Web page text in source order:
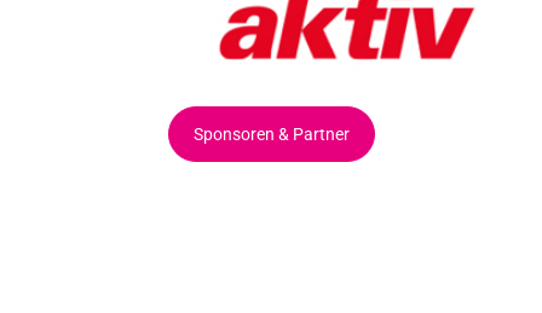
Sponsoren & Partner